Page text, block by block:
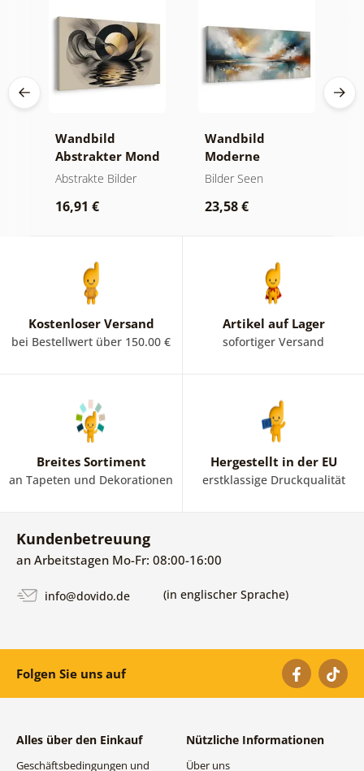
Wandbild
Abstrakter Mond
am Wasser
Abstrakte Bilder
16,91 €
Wandbild
Moderne
Abstraktion mit
Bilder Seen
23,58 €
Kostenloser Versand
bei Bestellwert über 150.00 €
Artikel auf Lager
sofortiger Versand
Breites Sortiment
an Tapeten und Dekorationen
Hergestellt in der EU
erstklassige Druckqualität
Kundenbetreuung
an Arbeitstagen Mo-Fr: 08:00-16:00
info@dovido.de (in englischer Sprache)
Folgen Sie uns auf
Alles über den Einkauf
Geschäftsbedingungen und
Nützliche Informationen
Über uns